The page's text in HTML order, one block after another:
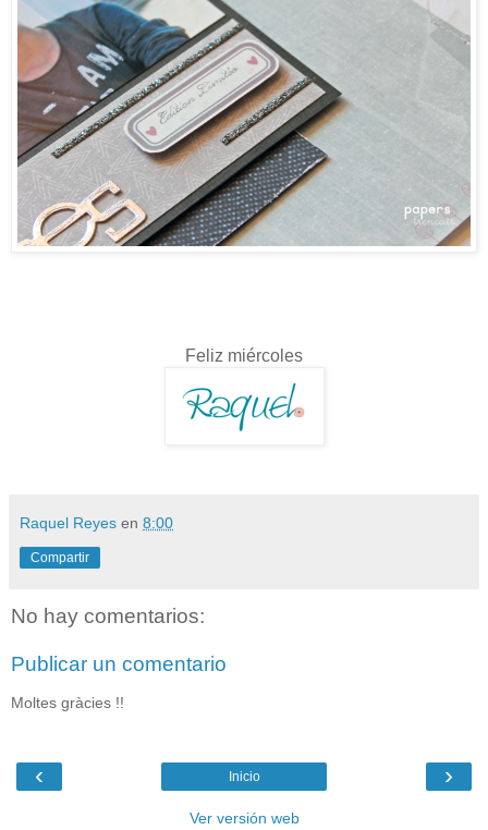
Feliz miércoles
Raquel Reyes en 8:00
Compartir
No hay comentarios:
Publicar un comentario
Moltes gràcies !!
‹ ›
Inicio
Ver versión web